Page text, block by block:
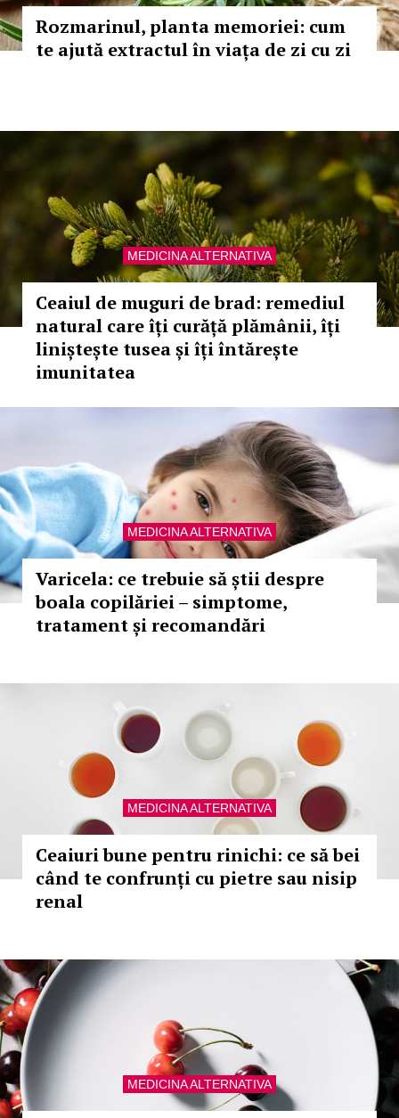
Rozmarinul, planta memoriei: cum
te ajută extractul în viața de zi cu zi
MEDICINA ALTERNATIVA
Ceaiul de muguri de brad: remediul
natural care îți curăță plămânii, îți
liniștește tusea și îți întărește
imunitatea
MEDICINA ALTERNATIVA
Varicela: ce trebuie să știi despre
boala copilăriei – simptome,
tratament și recomandări
MEDICINA ALTERNATIVA
Ceaiuri bune pentru rinichi: ce să bei
când te confrunți cu pietre sau nisip
renal
MEDICINA ALTERNATIVA